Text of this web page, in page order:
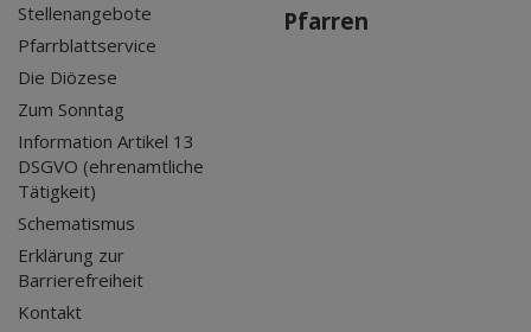
Stellenangebote
Pfarrblattservice
Die Diözese
Zum Sonntag
Information Artikel 13
DSGVO (ehrenamtliche
Tätigkeit)
Schematismus
Erklärung zur
Barrierefreiheit
Kontakt
Pfarren